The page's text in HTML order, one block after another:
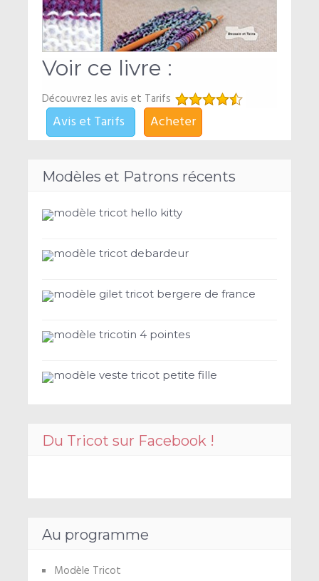
Voir ce livre :
Découvrez les avis et Tarifs
Acheter
Avis et Tarifs
Modèles et Patrons récents
modèle tricot hello kitty
modèle tricot debardeur
modèle gilet tricot bergere de france
modèle tricotin 4 pointes
modèle veste tricot petite fille
Du Tricot sur Facebook !
Au programme
Modèle Tricot